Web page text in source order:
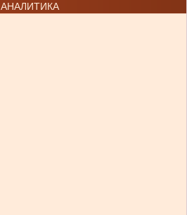
АНАЛИТИКА